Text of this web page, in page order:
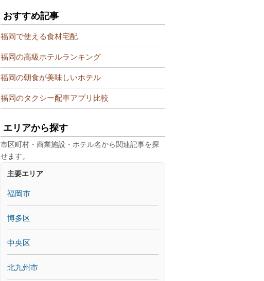
おすすめ記事
福岡で使える食材宅配
福岡の高級ホテルランキング
福岡の朝食が美味しいホテル
福岡のタクシー配車アプリ比較
エリアから探す
市区町村・商業施設・ホテル名から関連記事を探
せます。
主要エリア
福岡市
博多区
中央区
北九州市